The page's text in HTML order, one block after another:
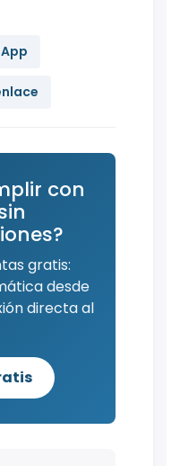
con
gratis:
desde
directa al